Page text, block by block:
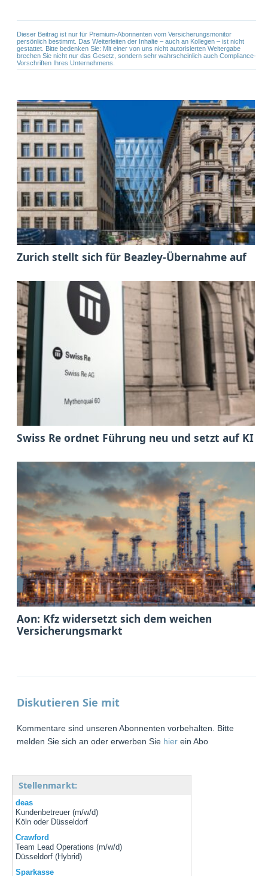
Dieser Beitrag ist nur für Premium-Abonnenten vom Versicherungsmonitor
persönlich bestimmt. Das Weiterleiten der Inhalte – auch an Kollegen – ist nicht
gestattet. Bitte bedenken Sie: Mit einer von uns nicht autorisierten Weitergabe
brechen Sie nicht nur das Gesetz, sondern sehr wahrscheinlich auch Compliance-
Vorschriften Ihres Unternehmens.
Zurich stellt sich für Beazley-Übernahme auf
Swiss Re ordnet Führung neu und setzt auf KI
Aon: Kfz widersetzt sich dem weichen
Versicherungsmarkt
Diskutieren Sie mit
Kommentare sind unseren Abonnenten vorbehalten. Bitte
melden Sie sich an oder erwerben Sie hier ein Abo
Stellenmarkt:
deas
Kundenbetreuer (m/w/d)
Köln oder Düsseldorf
Crawford
Team Lead Operations (m/w/d)
Düsseldorf (Hybrid)
Sparkasse